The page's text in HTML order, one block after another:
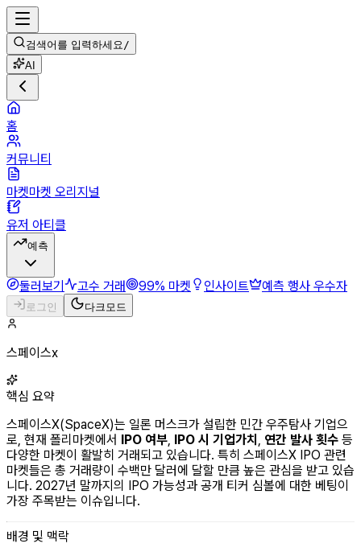
검색어를 입력하세요/
AI
홈
커뮤니티
마켓마켓 오리지널
유저 아티클
예측
둘러보기 고수 거래 99% 마켓 인사이트 예측 행사 우수자
로그인 다크모드
스페이스x
핵심 요약
스페이스X(SpaceX)는 일론 머스크가 설립한 민간 우주탐사 기업으
로, 현재 폴리마켓에서 IPO 여부, IPO 시 기업가치 , 연간 발사 횟수 등
다양한 마켓이 활발히 거래되고 있습니다. 특히 스페이스X IPO 관련
마켓들은 총 거래량이 수백만 달러에 달할 만큼 높은 관심을 받고 있습
니다. 2027년 말까지의 IPO 가능성과 공개 티커 심볼에 대한 베팅이
가장 주목받는 이슈입니다.
배경 및 맥락